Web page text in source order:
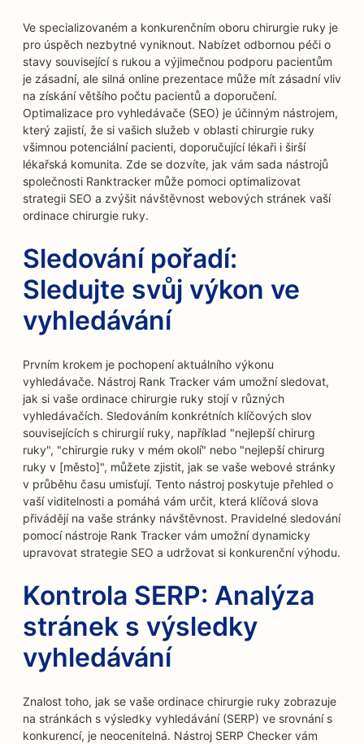
Ve specializovaném a konkurenčním oboru chirurgie ruky je
pro úspěch nezbytné vyniknout. Nabízet odbornou péči o
stavy související s rukou a výjimečnou podporu pacientům
je zásadní, ale silná online prezentace může mít zásadní vliv
na získání většího počtu pacientů a doporučení.
Optimalizace pro vyhledávače (SEO) je účinným nástrojem,
který zajistí, že si vašich služeb v oblasti chirurgie ruky
všimnou potenciální pacienti, doporučující lékaři i širší
lékařská komunita. Zde se dozvíte, jak vám sada nástrojů
společnosti Ranktracker může pomoci optimalizovat
strategii SEO a zvýšit návštěvnost webových stránek vaší
ordinace chirurgie ruky.
Sledování pořadí:
Sledujte svůj výkon ve
vyhledávání
Prvním krokem je pochopení aktuálního výkonu
vyhledávače. Nástroj Rank Tracker vám umožní sledovat,
jak si vaše ordinace chirurgie ruky stojí v různých
vyhledávačích. Sledováním konkrétních klíčových slov
souvisejících s chirurgií ruky, například "nejlepší chirurg
ruky", "chirurgie ruky v mém okolí" nebo "nejlepší chirurg
ruky v [město]", můžete zjistit, jak se vaše webové stránky
v průběhu času umisťují. Tento nástroj poskytuje přehled o
vaší viditelnosti a pomáhá vám určit, která klíčová slova
přivádějí na vaše stránky návštěvnost. Pravidelné sledování
pomocí nástroje Rank Tracker vám umožní dynamicky
upravovat strategie SEO a udržovat si konkurenční výhodu.
Kontrola SERP: Analýza
stránek s výsledky
vyhledávání
Znalost toho, jak se vaše ordinace chirurgie ruky zobrazuje
na stránkách s výsledky vyhledávání (SERP) ve srovnání s
konkurencí, je neocenitelná. Nástroj SERP Checker vám